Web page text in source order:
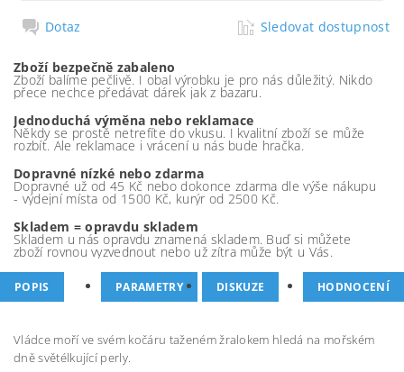
Dotaz Sledovat dostupnost
Zboží bezpečně zabaleno
Zboží balíme pečlivě. I obal výrobku je pro nás důležitý. Nikdo
přece nechce předávat dárek jak z bazaru.
Jednoduchá výměna nebo reklamace
Někdy se prostě netrefíte do vkusu. I kvalitní zboží se může
rozbít. Ale reklamace i vrácení u nás bude hračka.
Dopravné nízké nebo zdarma
Dopravné už od 45 Kč nebo dokonce zdarma dle výše nákupu
- výdejní místa od 1500 Kč, kurýr od 2500 Kč.
Skladem = opravdu skladem
Skladem u nás opravdu znamená skladem. Buď si můžete
zboží rovnou vyzvednout nebo už zítra může být u Vás.
POPIS PARAMETRY DISKUZE HODNOCENÍ
Vládce moří ve svém kočáru taženém žralokem hledá na mořském
dně světélkující perly.